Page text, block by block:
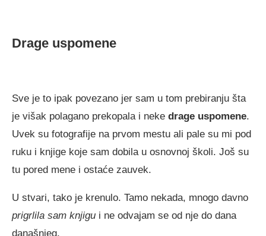
Drage uspomene
Sve je to ipak povezano jer sam u tom prebiranju šta
je višak polagano prekopala i neke drage uspomene.
Uvek su fotografije na prvom mestu ali pale su mi pod
ruku i knjige koje sam dobila u osnovnoj školi. Još su
tu pored mene i ostaće zauvek.
U stvari, tako je krenulo. Tamo nekada, mnogo davno
prigrlila sam knjigu i ne odvajam se od nje do dana
današnjeg.